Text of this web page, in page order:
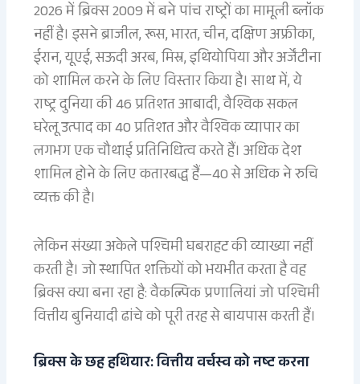
2026 में ब्रिक्स 2009 में बने पांच राष्ट्रों का मामूली ब्लॉक
नहीं है। इसने ब्राजील, रूस, भारत, चीन, दक्षिण अफ्रीका,
ईरान, यूएई, सऊदी अरब, मिस्र, इथियोपिया और अर्जेंटीना
को शामिल करने के लिए विस्तार किया है। साथ में, ये
राष्ट्र दुनिया की 46 प्रतिशत आबादी, वैश्विक सकल
घरेलू उत्पाद का 40 प्रतिशत और वैश्विक व्यापार का
लगभग एक चौथाई प्रतिनिधित्व करते हैं। अधिक देश
शामिल होने के लिए कतारबद्ध हैं—40 से अधिक ने रुचि
व्यक्त की है।
लेकिन संख्या अकेले पश्चिमी घबराहट की व्याख्या नहीं
करती है। जो स्थापित शक्तियों को भयभीत करता है वह
ब्रिक्स क्या बना रहा है: वैकल्पिक प्रणालियां जो पश्चिमी
वित्तीय बुनियादी ढांचे को पूरी तरह से बायपास करती हैं।
ब्रिक्स के छह हथियार: वित्तीय वर्चस्व को नष्ट करना